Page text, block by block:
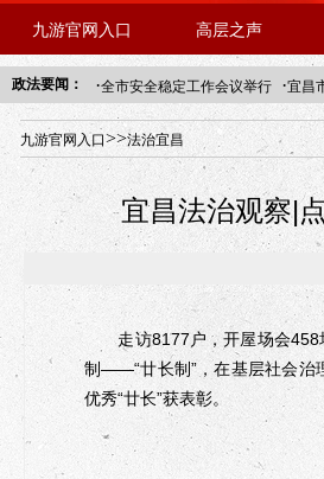
九游官网入口 高层之声
政法要闻： ·全市安全稳定工作会议举行 ·宜昌
年“招才兴业”事业单位人才引进·北
九游官网入口>>法治宜昌
宜昌法治观察|
走访8177户，开屋场会458
制——“廿长制”，在基层社会治
优秀“廿长”获表彰。